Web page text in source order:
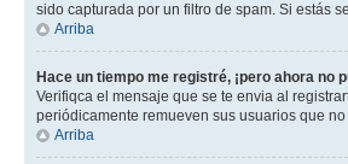
sido capturada por un filtro de spam. Si estás
Arriba
Hace un tiempo me registré, ¡pero ahora no
Verifiqca el mensaje que se te envia al
periódicamente remueven sus usuarios que
Arriba